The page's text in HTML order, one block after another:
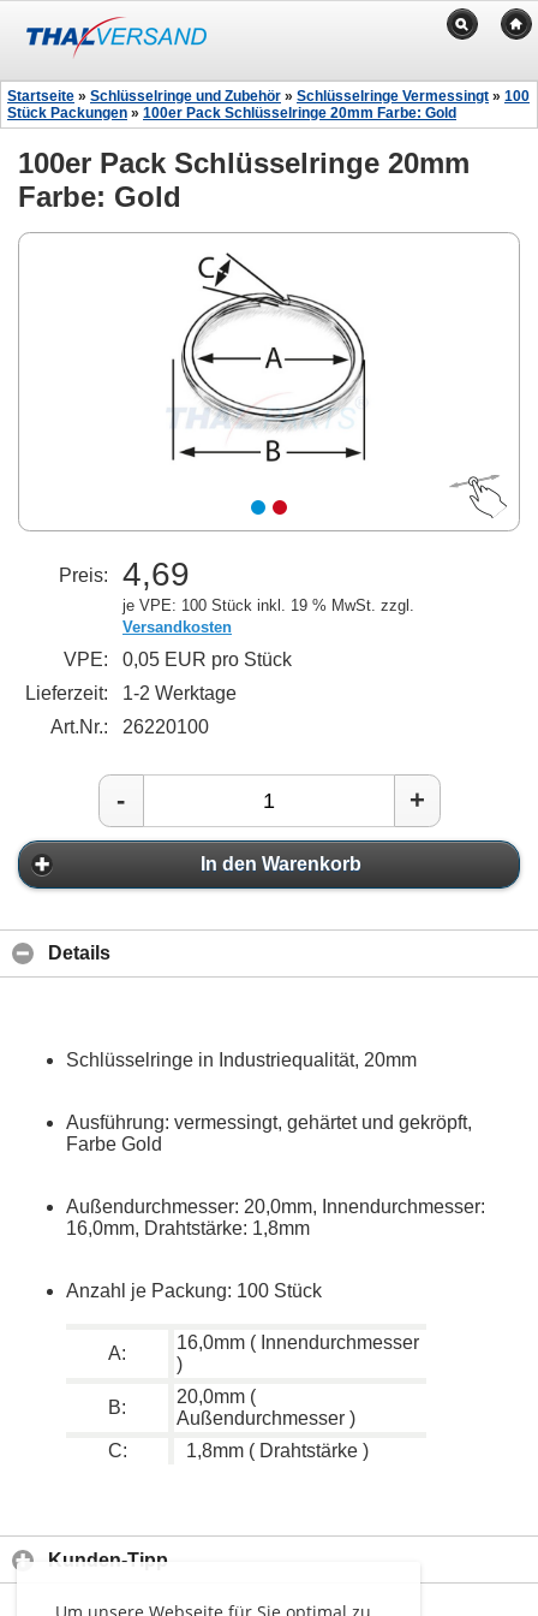
Startseite » Schlüsselringe und Zubehör » Schlüsselringe Vermessingt » 100
Stück Packungen » 100er Pack Schlüsselringe 20mm Farbe: Gold
100er Pack Schlüsselringe 20mm
Farbe: Gold
Preis: 4,69
je VPE: 100 Stück inkl. 19 % MwSt. zzgl.
Versandkosten
VPE:
0,05 EUR pro Stück
Lieferzeit:
1-2 Werktage
Art.Nr.:
26220100
- +
In den Warenkorb
Details
Schlüsselringe in Industriequalität, 20mm
Ausführung: vermessingt, gehärtet und gekröpft,
Farbe Gold
Außendurchmesser: 20,0mm, Innendurchmesser:
16,0mm, Drahtstärke: 1,8mm
Anzahl je Packung: 100 Stück
A:
16,0mm ( Innendurchmesser
)
B:
20,0mm (
Außendurchmesser )
C:
1,8mm ( Drahtstärke )
Kunden-Tipp